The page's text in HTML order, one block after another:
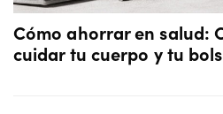
Cómo ahorrar en salud:
cuidar tu cuerpo y tu